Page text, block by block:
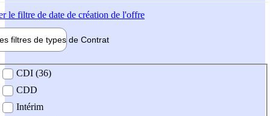
le filtre de date de création de l'offre
filtres de types de Contrat
contrat
CDI (36)
CDD
Intérim